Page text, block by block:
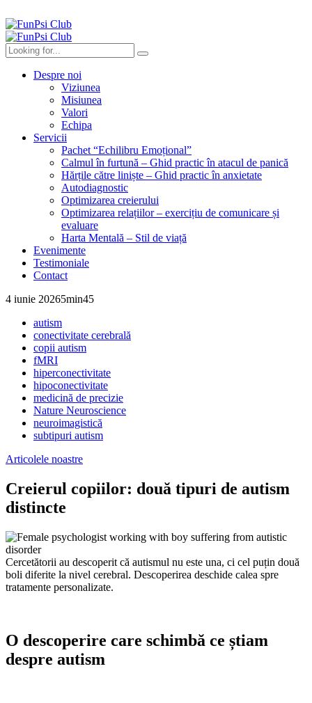
Despre noi
Viziunea
Misiunea
Valori
Echipa
Servicii
Pachet “Echilibru Emoțional”
Calmul în furtună – Ghid practic în atacul de panică
Hărțile către liniște – Ghid practic în anxietate
Autodiagnostic
Optimizarea creierului
Optimizarea relațiilor – exercițiu de comunicare și
evaluare
Harta Mentală – Stil de viață
Evenimente
Testimoniale
Contact
4 iunie 20265min45
autism
conectivitate cerebrală
copii autism
fMRI
hiperconectivitate
hipoconectivitate
medicină de precizie
Nature Neuroscience
neuroimagistică
subtipuri autism
Articolele noastre
Creierul copiilor: două tipuri de autism
distincte
Cercetătorii au descoperit că autismul nu este una, ci cel puțin două
boli diferite la nivel cerebral. Descoperirea deschide calea spre
tratamente personalizate.
O descoperire care schimbă ce știam
despre autism